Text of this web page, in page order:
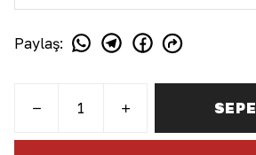
Paylaş: